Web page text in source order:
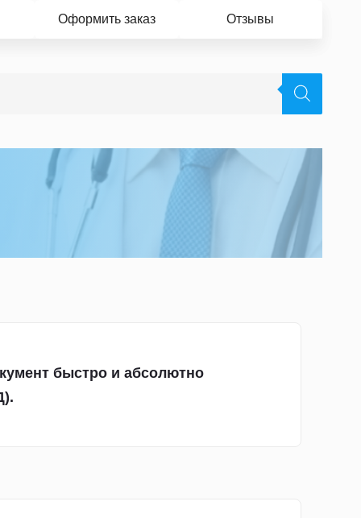
Оформить заказ Отзывы
быстро и абсолютно